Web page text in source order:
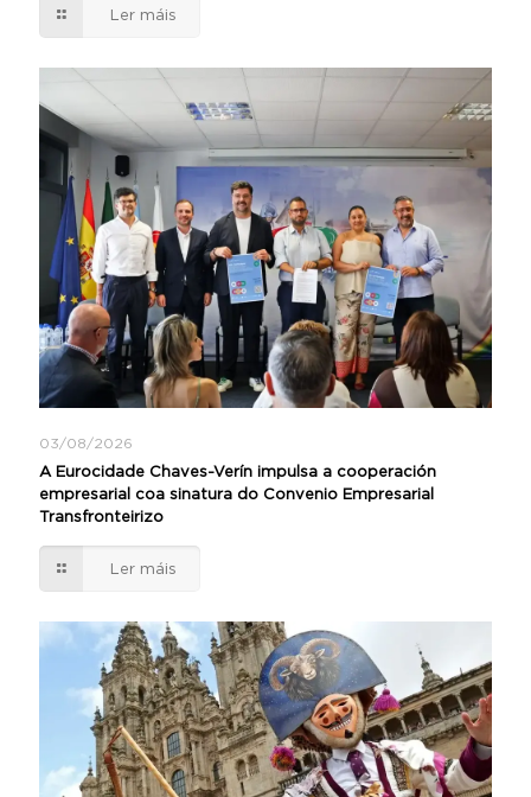
Ler máis
03/08/2026
A Eurocidade Chaves-Verín impulsa a cooperación
empresarial coa sinatura do Convenio Empresarial
Transfronteirizo
Ler máis